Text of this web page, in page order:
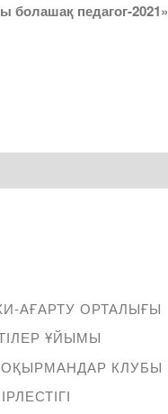
болашақ педагог-2021»
АҒАРТУ ОРТАЛЫҒЫ
ҰЙЫМЫ
ОҚЫРМАНДАР КЛУБЫ